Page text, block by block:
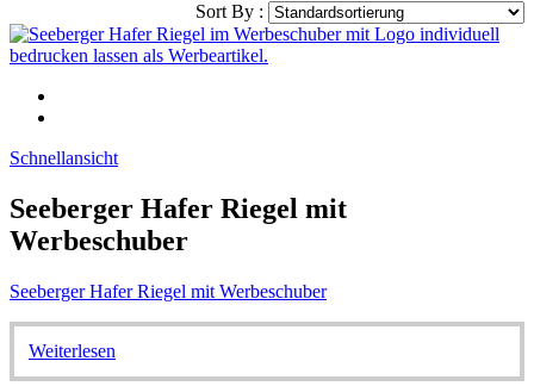
Sort By :
Schnellansicht
Seeberger Hafer Riegel mit
Werbeschuber
Seeberger Hafer Riegel mit Werbeschuber
Weiterlesen